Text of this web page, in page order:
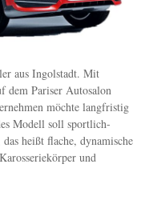
aus Ingolstadt. Mit
dem Pariser Autosalon
möchte langfristig
Modell soll sportlich-
heißt flache, dynamische
und